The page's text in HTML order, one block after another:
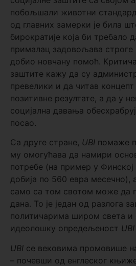
побољшали животни стандард
од главних замерки је била
бирократије која би требало
прималац задовољава строге
добио новчану помоћ.
заштите кажу да су
превелики и да читав концепт
позитивне резултате, а да у
социјална давања
посао.
Са друге стране, UBI помаже
му омогућава да намири
потребе (на пример у
добија по 560 евра месечно),
само са том свотом може да
дана. То је један од разлога
политичарима широм света и
идеолошку опредељеност UBI
UBI се вековима промовише
– почевши од енглеског